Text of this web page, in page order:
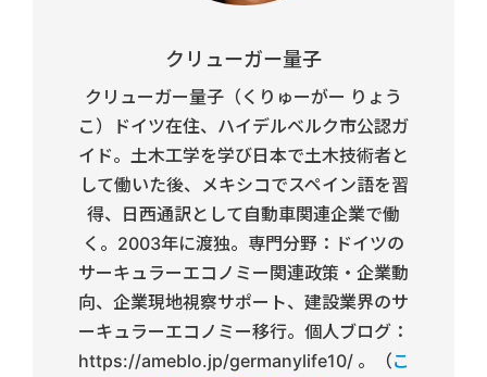
クリューガー量子
クリューガー量子（くりゅーがー りょう
こ）ドイツ在住、ハイデルベルク市公認ガ
イド。土木工学を学び日本で土木技術者と
して働いた後、メキシコでスペイン語を習
得、日西通訳として自動車関連企業で働
く。2003年に渡独。専門分野：ドイツの
サーキュラーエコノミー関連政策・企業動
向、企業現地視察サポート、建設業界のサ
ーキュラーエコノミー移行。個人ブログ：
https://ameblo.jp/germanylife10/ 。（こ